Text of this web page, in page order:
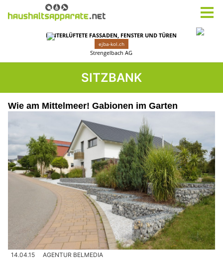
SITZBANK
Wie am Mittelmeer! Gabionen im Garten
14.04.15 AGENTUR BELMEDIA